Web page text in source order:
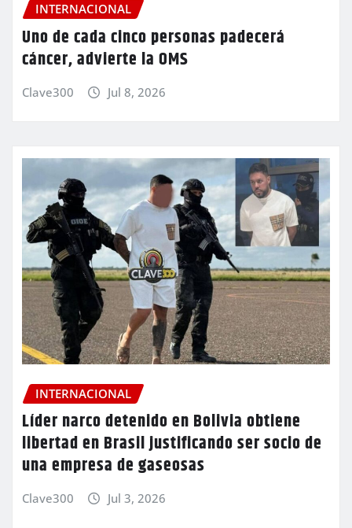
INTERNACIONAL
Uno de cada cinco personas padecerá
cáncer, advierte la OMS
Clave300 Jul 8, 2026
INTERNACIONAL
Líder narco detenido en Bolivia obtiene
libertad en Brasil justificando ser socio de
una empresa de gaseosas
Clave300 Jul 3, 2026